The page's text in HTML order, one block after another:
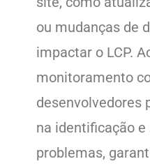
ou mudanças de
impactar o LCP.
monitoramento
desenvolvedores
na identificação e
problemas,